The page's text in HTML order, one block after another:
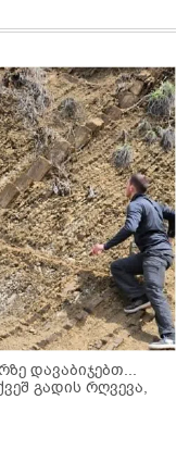
დავაბიჯებთ...
გადის რღვევა,